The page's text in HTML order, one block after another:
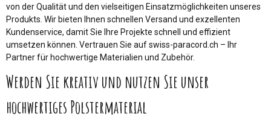
von der Qualität und den vielseitigen Einsatzmöglichkeiten unseres
Produkts. Wir bieten Ihnen schnellen Versand und exzellenten
Kundenservice, damit Sie Ihre Projekte schnell und effizient
umsetzen können. Vertrauen Sie auf swiss-paracord.ch – Ihr
Partner für hochwertige Materialien und Zubehör.
Werden Sie kreativ und nutzen Sie unser
hochwertiges Polstermaterial